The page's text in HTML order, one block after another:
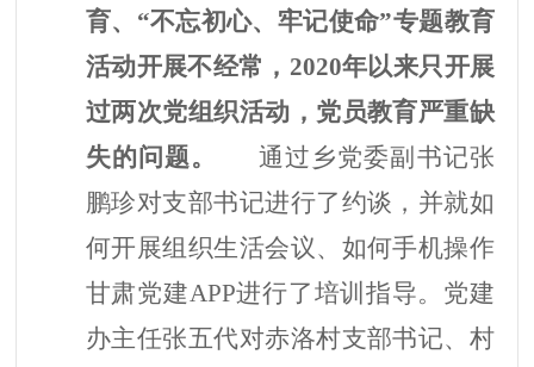
育、“不忘初心、牢记使命”专题教育
活动开展不经常，2020年以来只开展
过两次党组织活动，党员教育严重缺
失的问题。
通过乡党委副书记张
鹏珍对支部书记进行了约谈，并就如
何开展组织生活会议、如何手机操作
甘肃党建APP进行了培训指导。党建
办主任张五代对赤洛村支部书记、村